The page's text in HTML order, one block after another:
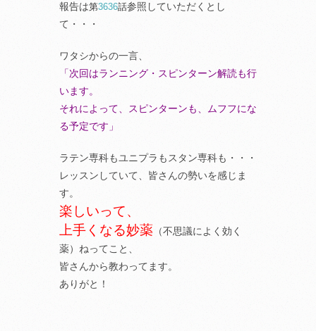
報告は第3636話参照していただくとし
て・・・
ワタシからの一言、
「次回はランニング・スピンターン解読も行
います。
それによって、スピンターンも、ムフフにな
る予定です」
ラテン専科もユニプラもスタン専科も・・・
レッスンしていて、皆さんの勢いを感じま
す。
楽しいって、
上手くなる妙薬 （不思議によく効く
薬）ねってこと、
皆さんから教わってます。
ありがと！